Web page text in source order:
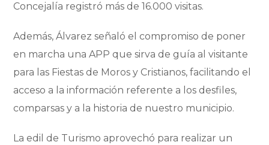
Concejalía registró más de 16.000 visitas.
Además, Álvarez señaló el compromiso de poner
en marcha una APP que sirva de guía al visitante
para las Fiestas de Moros y Cristianos, facilitando el
acceso a la información referente a los desfiles,
comparsas y a la historia de nuestro municipio.
La edil de Turismo aprovechó para realizar un